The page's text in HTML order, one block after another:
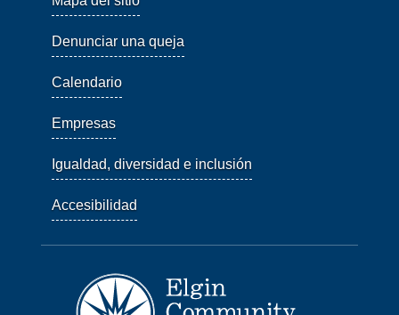
Denunciar una queja
Calendario
Empresas
Igualdad, diversidad e inclusión
Accesibilidad